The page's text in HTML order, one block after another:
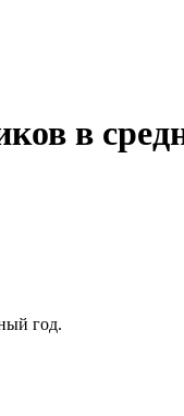
в
год.